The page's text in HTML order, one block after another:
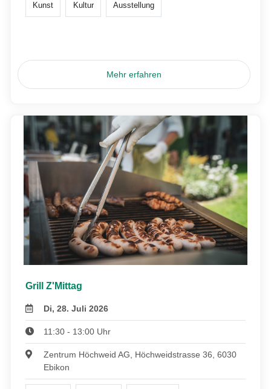
Kunst Kultur Ausstellung
Mehr erfahren
Grill Z'Mittag
Di, 28. Juli 2026
11:30 - 13:00 Uhr
Zentrum Höchweid AG, Höchweidstrasse 36, 6030
Ebikon